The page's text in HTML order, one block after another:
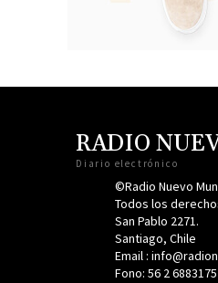
RADIO
Diario electrónico
©Radio Nuevo
Todos los
San Pablo 2271.
Santiago, Chile
Email :
Fono: 56 2 6883175